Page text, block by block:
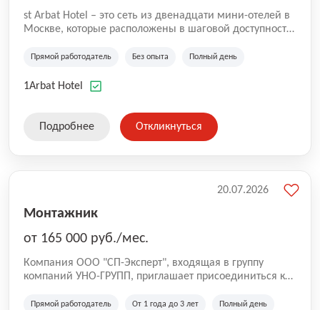
st Arbat Hotel – это сеть из двенадцати мини-отелей в
Москве, которые расположены в шаговой доступности
Семеновская, Измайловская, Ботанический сад,
Академическая, Фрунзенская, Профсоюзная и
Прямой работодатель Без опыта Полный день
1Arbat Hotel
Подробнее Откликнуться
Монтажник
от 165 000 руб./мес.
Компания ООО "СП-Эксперт", входящая в группу
компаний УНО-ГРУПП, приглашает присоединиться к
работаем на рынке с 2005 года и оказываем комплекс
Прямой работодатель От 1 года до 3 лет Полный день
20.07.2026